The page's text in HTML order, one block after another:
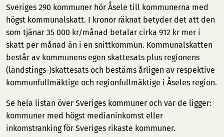
Sveriges 290 kommuner hör Åsele till kommunerna med
högst kommunalskatt. I kronor räknat betyder det att den
som tjänar 35 000 kr/månad betalar cirka 912 kr mer i
skatt per månad än i en snittkommun. Kommunalskatten
består av kommunens egen skattesats plus regionens
(landstings-)skattesats och bestäms årligen av respektive
kommunfullmäktige och regionfullmäktige i Åseles region.
Se hela listan över Sveriges kommuner och var de ligger:
kommuner med högst medianinkomst eller
inkomstranking för Sveriges rikaste kommuner.